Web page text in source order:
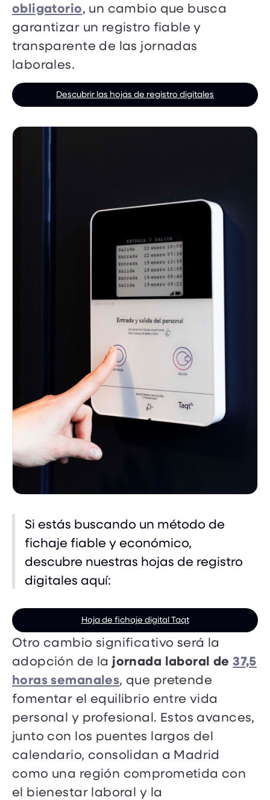
obligatorio, un cambio que busca
garantizar un registro fiable y
transparente de las jornadas
laborales.
Descubrir las hojas de registro digitales
Si estás buscando un método de
fichaje fiable y económico,
descubre nuestras hojas de registro
digitales aquí:
Hoja de fichaje digital Taqt
Otro cambio significativo será la
adopción de la jornada laboral de 37,5
horas semanales, que pretende
fomentar el equilibrio entre vida
personal y profesional. Estos avances,
junto con los puentes largos del
calendario, consolidan a Madrid
como una región comprometida con
el bienestar laboral y la